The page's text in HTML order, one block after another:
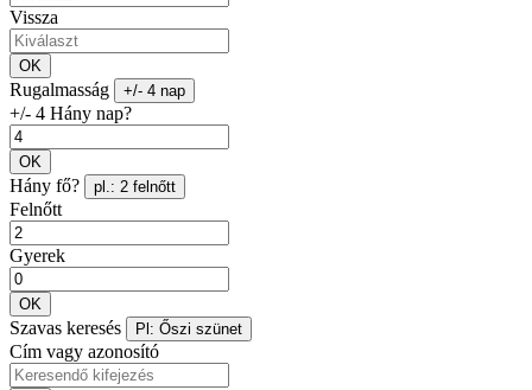
Vissza
OK
Rugalmasság +/- 4 nap
+/- 4 Hány nap?
OK
Hány fő? pl.: 2 felnőtt
Felnőtt
Gyerek
OK
Szavas keresés Pl: Őszi szünet
Cím vagy azonosító